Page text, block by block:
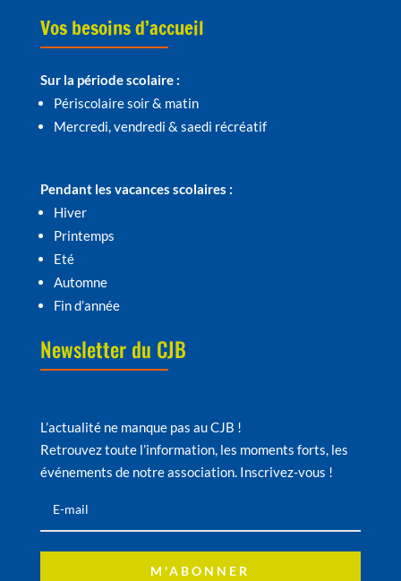
Vos besoins d’accueil
Sur la période scolaire :
Périscolaire soir & matin
Mercredi, vendredi & saedi récréatif
Pendant les vacances scolaires :
Hiver
Printemps
Eté
Automne
Fin d’année
Newsletter du CJB
L’actualité ne manque pas au CJB !
Retrouvez toute l’information, les moments forts, les
événements de notre association. Inscrivez-vous !
M'ABONNER